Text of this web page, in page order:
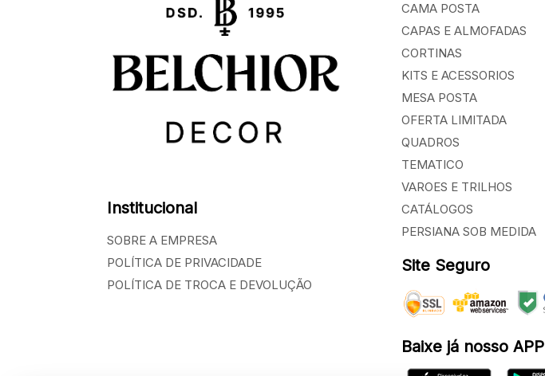
Institucional
SOBRE A EMPRESA
POLÍTICA DE PRIVACIDADE
POLÍTICA DE TROCA E DEVOLUÇÃO
CAMA POSTA
CAPAS E ALMOFADAS
CORTINAS
KITS E ACESSORIOS
MESA POSTA
OFERTA LIMITADA
QUADROS
TEMATICO
VAROES E TRILHOS
CATÁLOGOS
PERSIANA SOB MEDIDA
Site Seguro
Baixe já nosso APP